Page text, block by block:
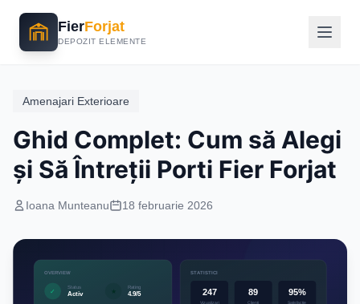
FierForjat
DEPOZIT ELEMENTE
Amenajari Exterioare
Ghid Complet: Cum să Alegi
și Să Întreții Porti Fier Forjat
Ioana Munteanu 18 februarie 2026